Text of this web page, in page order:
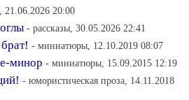
21.06.2026 20:00
- рассказы, 30.05.2026 22:41
- миниатюры, 12.10.2019 08:07
минор - миниатюры, 15.09.2015 12:19
- юмористическая проза, 14.11.2018